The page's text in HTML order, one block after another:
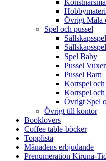
Övrigt Måla
Spel och pussel
Spel Baby
Pussel
Pussel Barn
Kortspel
Kortspel och
Övrigt Spel
Övrigt till kontor
Booklovers
Coffee table-böcker
Topplista
Månadens erbjudande
Prenumeration Kiruna-